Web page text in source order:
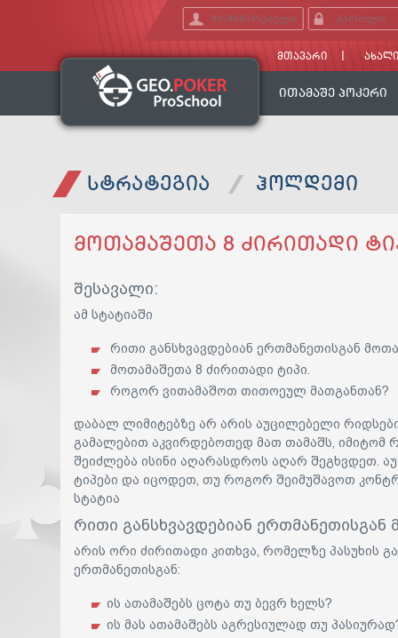
ᲛᲗᲐᲕᲐᲠᲘ
ᲘᲗᲐᲛᲐᲨᲔ ᲞᲝᲙᲔᲠᲘ
ᲡᲢᲠᲐᲢᲔᲒᲘᲐ ᲰᲝᲚᲓᲔᲛᲘ
ᲛᲝᲗᲐᲛᲐᲨᲔᲗᲐ 8 ᲫᲘᲠᲘᲗᲐᲓᲘ
შესავალი:
ამ სტატიაში
რითი განსხვავდებიან ერთმანეთისგან
მოთამაშეთა 8 ძირითადი ტიპი.
როგორ ვითამაშოთ თითოეულ მათგანთან?
დაბალ ლიმიტებზე არ არის აუცილებელი
გამალებით აკვირდებოთედ მათ თამაშს, იმიტომ
შეიძლება ისინი აღარასდროს აღარ შეგხვდეთ.
ტიპები და იცოდეთ, თუ როგორ შეიმუშავოთ
სტატია
რითი განსხვავდებიან ერთმანეთისგან
არის ორი ძირითადი კითხვა, რომელზე პასუხის
ერთმანეთისგან:
ის ათამაშებს ცოტა თუ ბევრ ხელს?
ის მას ათამაშებს აგრესიულად თუ